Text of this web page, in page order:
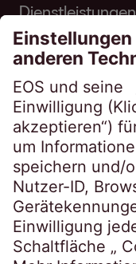
Dienstleistungen
Über EOS
Karriere